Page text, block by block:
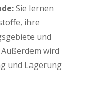
Sie ler­nen
ihre
und
wird
und Lage­rung